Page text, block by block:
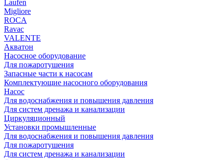
Laufen
Migliore
ROCA
Rаvac
VALENTE
Акватон
Насосное оборудование
Для пожаротушения
Запасные части к насосам
Комплектующие насосного оборудования
Насос
Для водоснабжения и повышения давления
Для систем дренажа и канализации
Циркуляционный
Установки промышленные
Для водоснабжения и повышения давления
Для пожаротушения
Для систем дренажа и канализации